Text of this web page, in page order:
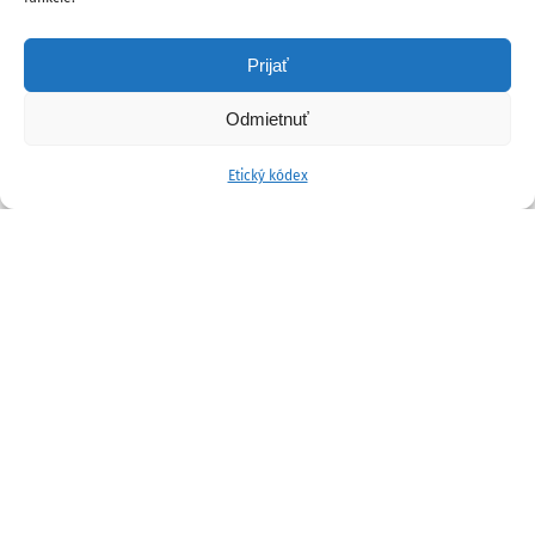
Prijať
Odmietnuť
Etický kódex